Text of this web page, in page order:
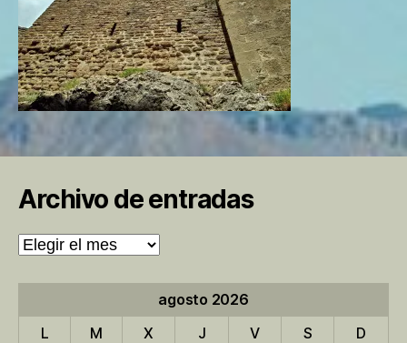
Archivo de entradas
Archivo
de
entradas
agosto 2026
L
M X J V S
D